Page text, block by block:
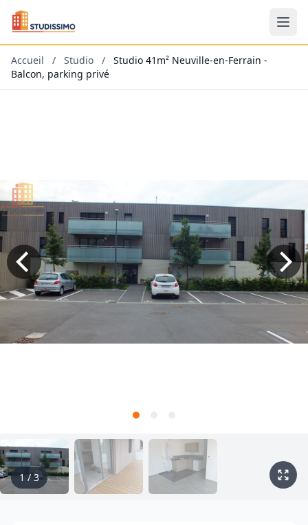
Accueil / Studio /
Studio 41m² Neuville-en-Ferrain -
Balcon, parking privé
1/3